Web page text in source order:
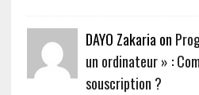
DAYO Zakaria on
un ordinateur » :
souscription ?